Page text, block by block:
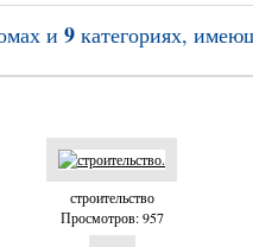
и 9категориях,
строительство
Просмотров: 957